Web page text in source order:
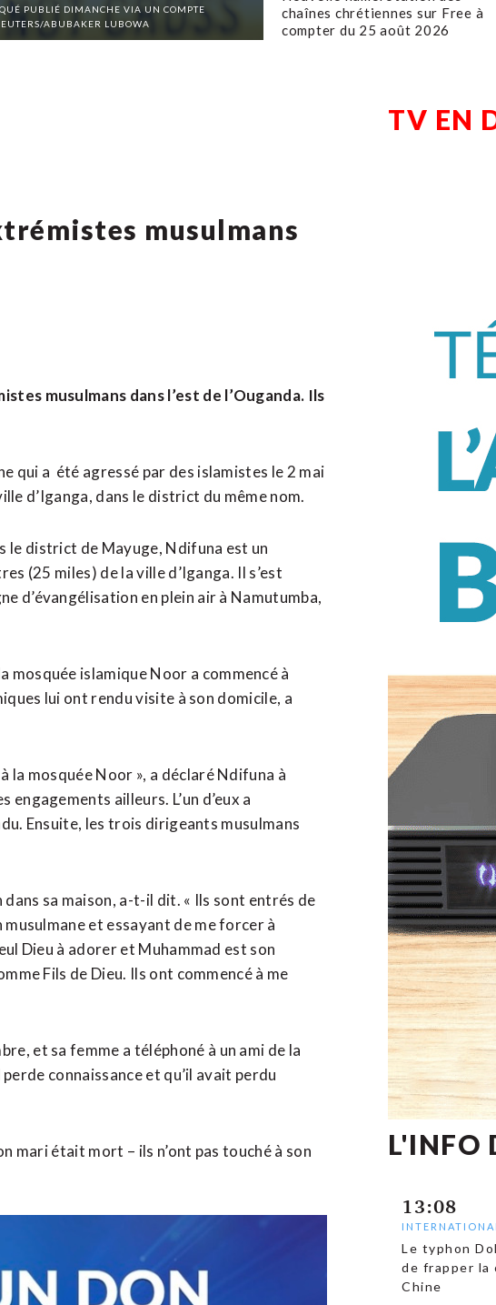
PUBLIÉ DIMANCHE VIA UN COMPTE
ABUBAKER LUBOWA
chaînes chrétiennes sur Free à
compter du 25 août 2026
musulmans
musulmans dans l’est de l’Ouganda. Ils
qui a été agressé par des islamistes le 2 mai
d’Iganga, dans le district du même nom.
le district de Mayuge, Ndifuna est un
(25 miles) de la ville d’Iganga. Il s’est
d’évangélisation en plein air à Namutumba,
mosquée islamique Noor a commencé à
lui ont rendu visite à son domicile, a
la mosquée Noor », a déclaré Ndifuna à
ailleurs. L’un d’eux a
Ensuite, les trois dirigeants musulmans
sa maison, a-t-il dit. « Ils sont entrés de
et essayant de me forcer à
Dieu à adorer et Muhammad est son
Fils de Dieu. Ils ont commencé à me
et sa femme a téléphoné à un ami de la
connaissance et qu’il avait perdu
mari était mort – ils n’ont pas touché à son
TV EN
L'INFO
13:08
INTERNATIONAL
Le typhon
de frapper la
Chine